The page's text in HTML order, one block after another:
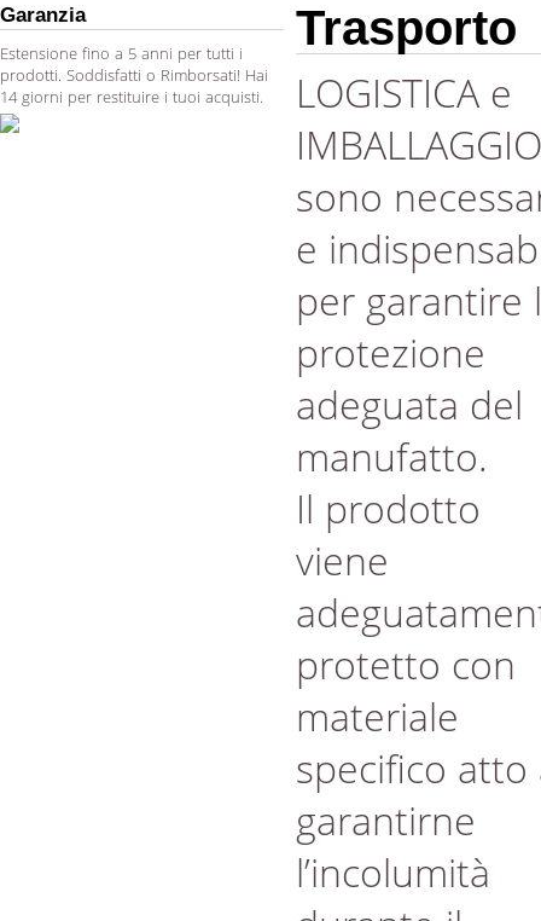
Garanzia
Estensione fino a 5 anni per tutti i
prodotti. Soddisfatti o Rimborsati! Hai
14 giorni per restituire i tuoi acquisti.
Trasporto
LOGISTICA e
IMBALLAGGIO
sono
e
per garantire
protezione
adeguata del
manufatto.
Il prodotto
viene
protetto con
materiale
specifico atto
garantirne
l’incolumità